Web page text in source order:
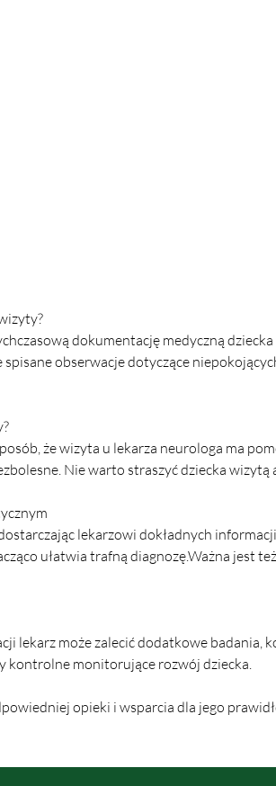
dokumentację medyczną
spisane obserwacje dotyczące
że wizyta u lekarza neurologa ma
Nie warto straszyć dziecka
lekarzowi dokładnych
ułatwia trafną diagnozę.Ważna jest
lekarz może zalecić dodatkowe badania,
kontrolne monitorujące rozwój dziecka.
opieki i wsparcia dla jego